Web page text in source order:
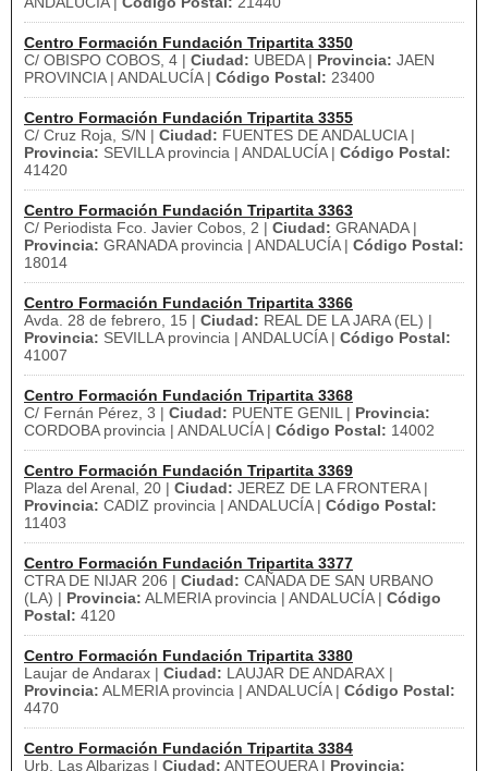
Centro Formación Fundación Tripartita 3350
C/ OBISPO COBOS, 4 | Ciudad: UBEDA | Provincia: JAEN
PROVINCIA | ANDALUCÍA | Código Postal: 23400
Centro Formación Fundación Tripartita 3355
C/ Cruz Roja, S/N | Ciudad: FUENTES DE ANDALUCIA |
Provincia: SEVILLA provincia | ANDALUCÍA | Código Postal:
41420
Centro Formación Fundación Tripartita 3363
C/ Periodista Fco. Javier Cobos, 2 | Ciudad: GRANADA |
Provincia: GRANADA provincia | ANDALUCÍA | Código Postal:
18014
Centro Formación Fundación Tripartita 3366
Avda. 28 de febrero, 15 | Ciudad: REAL DE LA JARA (EL) |
Provincia: SEVILLA provincia | ANDALUCÍA | Código Postal:
41007
Centro Formación Fundación Tripartita 3368
C/ Fernán Pérez, 3 | Ciudad: PUENTE GENIL | Provincia:
CORDOBA provincia | ANDALUCÍA | Código Postal: 14002
Centro Formación Fundación Tripartita 3369
Plaza del Arenal, 20 | Ciudad: JEREZ DE LA FRONTERA |
Provincia: CADIZ provincia | ANDALUCÍA | Código Postal:
11403
Centro Formación Fundación Tripartita 3377
CTRA DE NIJAR 206 | Ciudad: CAÑADA DE SAN URBANO
(LA) | Provincia: ALMERIA provincia | ANDALUCÍA | Código
Postal: 4120
Centro Formación Fundación Tripartita 3380
Laujar de Andarax | Ciudad: LAUJAR DE ANDARAX |
Provincia: ALMERIA provincia | ANDALUCÍA | Código Postal:
4470
Centro Formación Fundación Tripartita 3384
Urb. Las Albarizas | Ciudad: ANTEQUERA | Provincia: